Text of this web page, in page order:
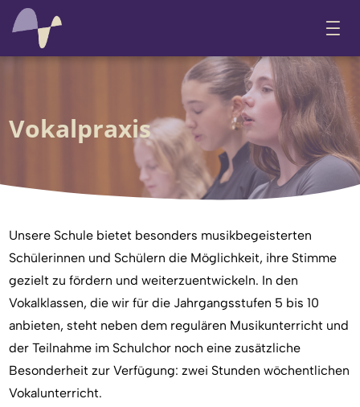
Vokalpraxis
Unsere Schule bietet besonders musikbegeisterten
Schülerinnen und Schülern die Möglichkeit, ihre Stimme
gezielt zu fördern und weiterzuentwickeln. In den
Vokalklassen, die wir für die Jahrgangsstufen 5 bis 10
anbieten, steht neben dem regulären Musikunterricht und
der Teilnahme im Schulchor noch eine zusätzliche
Besonderheit zur Verfügung: zwei Stunden wöchentlichen
Vokalunterricht.